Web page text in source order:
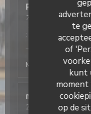
te
of
kunt
moment
op de
Philippe
2026-08-03- 19:45
:
L'Office heeft
Merci beaucoup !
mathis
A
2026-08-01- 20:15